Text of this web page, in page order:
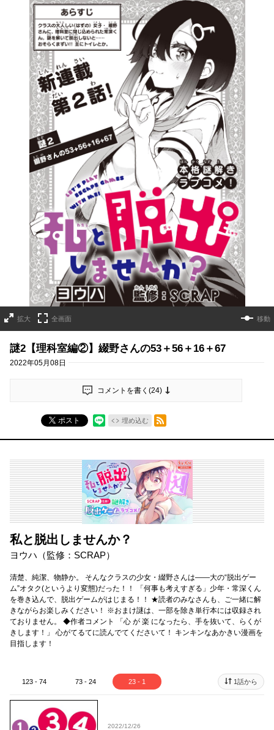
拡大 全画面 移動
謎2【理科室編②】綴野さんの53＋56＋16＋67
2022年05月08日
コメントを書く(24)
ポスト 埋め込む
RSSフィード
私と脱出しませんか？
ヨウハ（監修：SCRAP）
清楚、純潔、物静か。 そんなクラスの少女・綴野さんは――大の“脱出ゲー
ム”オタク(というより変態)だった！！ 「何事も考えすぎる」少年・常深くん
を巻き込んで、脱出ゲームがはじまる！！ ★読者のみなさんも、ご一緒に解
きながらお楽しみください！ ※おまけ謎は、一部を除き単行本には収録され
ておりません。 ◆作者コメント 「心 が 楽 になったら、手を抜いて、らくが
きします！」 心がてるてに読んでてくださいて！ キンキンなあかきい漫画を
目指します！
123 - 74 73 - 24 23 - 1 1話から
2022/12/26